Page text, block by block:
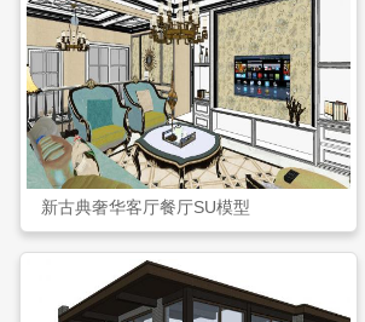
新古典奢华客厅餐厅SU模型